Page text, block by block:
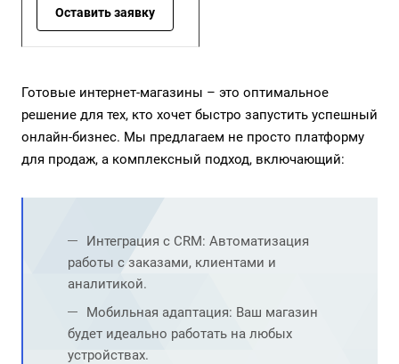
Оставить заявку
Готовые интернет-магазины – это оптимальное
решение для тех, кто хочет быстро запустить успешный
онлайн-бизнес. Мы предлагаем не просто платформу
для продаж, а комплексный подход, включающий:
Интеграция с CRM: Автоматизация
работы с заказами, клиентами и
аналитикой.
Мобильная адаптация: Ваш магазин
будет идеально работать на любых
устройствах.